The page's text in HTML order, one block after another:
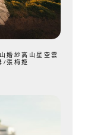
紗高山星空雲
/張梅姬